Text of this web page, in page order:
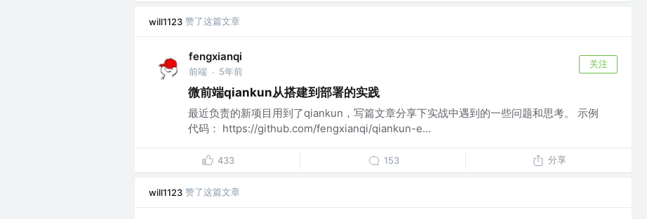
will1123 赞了这篇文章
fengxianqi
前端 · 5年前
关注
微前端qiankun从搭建到部署的实践
最近负责的新项目用到了qiankun，写篇文章分享下实战中遇到的一些问题和思考。 示例
代码： https://github.com/fengxianqi/qiankun-e...
433 153 分享
will1123 赞了这篇文章